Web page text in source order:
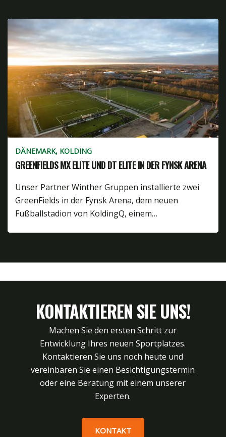
DÄNEMARK, KOLDING
GREENFIELDS MX ELITE UND DT ELITE IN DER FYNSK ARENA
Unser Partner Winther Gruppen installierte zwei
GreenFields in der Fynsk Arena, dem neuen
Fußballstadion von KoldingQ, einem…
KONTAKTIEREN SIE UNS!
Machen Sie den ersten Schritt zur
Entwicklung Ihres neuen Sportplatzes.
Kontaktieren Sie uns noch heute und
vereinbaren Sie einen Besichtigungstermin
oder eine Beratung mit einem unserer
Experten.
KONTAKT